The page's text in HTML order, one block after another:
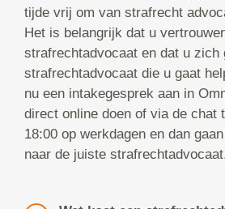
tijde vrij om van strafrecht
Het is belangrijk dat u
strafrechtadvocaat en dat u zich
strafrechtadvocaat die u gaat
nu een intakegesprek aan in
direct online doen of via de chat
18:00 op werkdagen en dan
naar de juiste